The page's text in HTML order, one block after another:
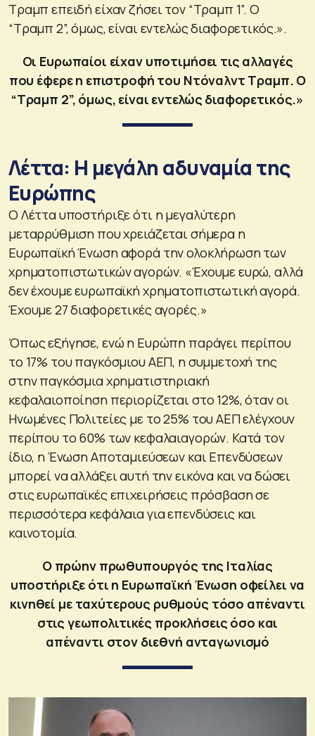
Τραμπ επειδή είχαν ζήσει τον “Τραμπ 1”. Ο
“Τραμπ 2”, όμως, είναι εντελώς διαφορετικός.».
Oι Ευρωπαίοι είχαν υποτιμήσει τις αλλαγές
που έφερε η επιστροφή του Ντόναλντ Τραμπ. Ο
“Τραμπ 2”, όμως, είναι εντελώς διαφορετικός.»
Λέττα: Η μεγάλη αδυναμία της
Ευρώπης
Ο Λέττα υποστήριξε ότι η μεγαλύτερη
μεταρρύθμιση που χρειάζεται σήμερα η
Ευρωπαϊκή Ένωση αφορά την ολοκλήρωση των
χρηματοπιστωτικών αγορών. «Έχουμε ευρώ, αλλά
δεν έχουμε ευρωπαϊκή χρηματοπιστωτική αγορά.
Έχουμε 27 διαφορετικές αγορές.»
Όπως εξήγησε, ενώ η Ευρώπη παράγει περίπου
το 17% του παγκόσμιου ΑΕΠ, η συμμετοχή της
στην παγκόσμια χρηματιστηριακή
κεφαλαιοποίηση περιορίζεται στο 12%, όταν οι
Ηνωμένες Πολιτείες με το 25% του ΑΕΠ ελέγχουν
περίπου το 60% των κεφαλαιαγορών. Κατά τον
ίδιο, η Ένωση Αποταμιεύσεων και Επενδύσεων
μπορεί να αλλάξει αυτή την εικόνα και να δώσει
στις ευρωπαϊκές επιχειρήσεις πρόσβαση σε
περισσότερα κεφάλαια για επενδύσεις και
καινοτομία.
Ο πρώην πρωθυπουργός της Ιταλίας
υποστήριξε ότι η Ευρωπαϊκή Ένωση οφείλει να
κινηθεί με ταχύτερους ρυθμούς τόσο απέναντι
στις γεωπολιτικές προκλήσεις όσο και
απέναντι στον διεθνή ανταγωνισμό